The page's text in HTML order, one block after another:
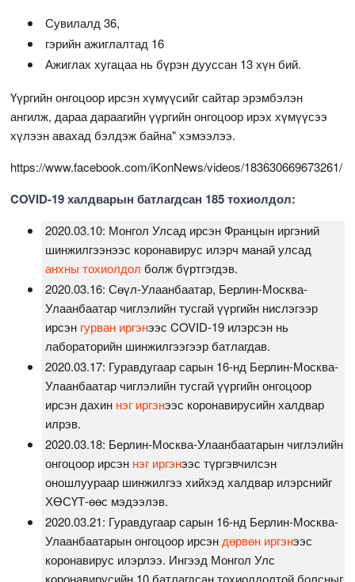
Сувилалд 36,
гэрийн ажиглалтад 16
Ажиглах хугацаа нь бүрэн дууссан 13 хүн бий.
Үүргийн онгоцоор ирсэн хүмүүсийг сайтар эрэмбэлэн
ангилж, дараа дараагийн үүргийн онгоцоор ирэх хүмүүсээ
хүлээн авахад бэлдэж байна" хэмээлээ.
https://www.facebook.com/iKonNews/videos/183630669673261/
COVID-19 халдварын батлагдсан 185 тохиолдол:
2020.03.10: Монгол Улсад ирсэн Францын иргэний
шинжилгээнээс коронавирус илэрч манай улсад
анхны тохиолдол болж бүртгэгдэв.
2020.03.16: Сөүл-Улаанбаатар, Берлин-Москва-
Улаанбаатар чиглэлийн тусгай үүргийн нислэгээр
ирсэн гурван иргэнээс COVID-19 илэрсэн нь
лабораторийн шинжилгээгээр батлагдав.
2020.03.17: Гуравдугаар сарын 16-нд Берлин-Москва-
Улаанбаатар чиглэлийн тусгай үүргийн онгоцоор
ирсэн дахин нэг иргэнээс коронавирусийн халдвар
илрэв.
2020.03.18: Берлин-Москва-Улаанбаатарын чиглэлийн
онгоцоор ирсэн нэг иргэнээс түргэвчилсэн
оношлуураар шинжилгээ хийхэд халдвар илэрснийг
ХӨСҮТ-өөс мэдээлэв.
2020.03.21: Гуравдугаар сарын 16-нд Берлин-Москва-
Улаанбаатарын онгоцоор ирсэн дөрвөн иргэнээс
коронавирус илэрлээ. Ингээд Монгол Улс
коронавирусийн 10 батлагдсан тохиолдолтой болсныг